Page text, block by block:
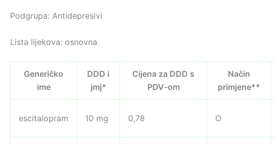
Podgrupa: Antidepresivi
Lista lijekova: osnovna
Generičko
ime
DDD i
jmj*
Cijena za DDD s
PDV-om
Način
primjene**
escitalopram 10 mg 0,78 O